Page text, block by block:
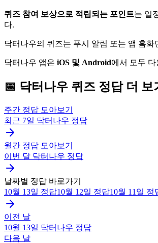
퀴즈 참여 보상으로 적립되는 포인트는 일
다.
닥터나우의 퀴즈는 푸시 알림 또는 앱 홈
닥터나우 앱은 iOS 및 Android에서 모두
📅 닥터나우 퀴즈 정답 더 보
주간 정답 모아보기
최근 7일 닥터나우 정답
월간 정답 모아보기
이번 달 닥터나우 정답
날짜별 정답 바로가기
10월 13일 정답10월 12일 정답10월 11일 정
이전 날
10월 13일 닥터나우 정답
다음 날